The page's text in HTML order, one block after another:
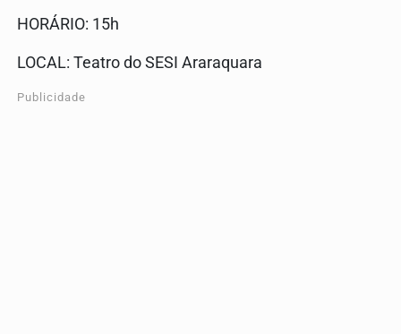
HORÁRIO: 15h
LOCAL: Teatro do SESI Araraquara
Publicidade